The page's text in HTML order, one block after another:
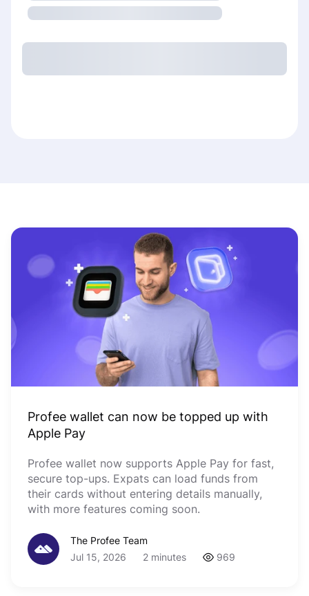
Profee wallet can now be topped up with
Apple Pay
Profee wallet now supports Apple Pay for fast,
secure top-ups. Expats can load funds from
their cards without entering details manually,
with more features coming soon.
The Profee Team
Jul 15, 2026
2 minutes 969